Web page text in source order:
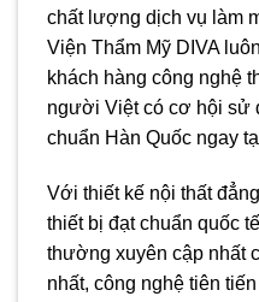
chất lượng dịch vụ làm
Viện Thẩm Mỹ DIVA
khách hàng công nghệ
người Việt có cơ hội sử
chuẩn Hàn Quốc ngay
Với thiết kế nội thất
thiết bị đạt chuẩn quốc
thường xuyên cập nhất
nhất, công nghệ tiên